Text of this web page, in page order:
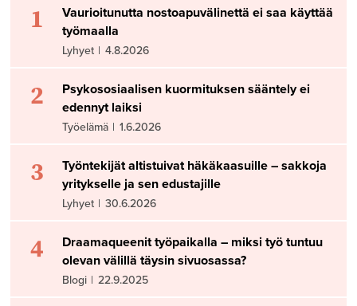
1
Vaurioitunutta nostoapuvälinettä ei saa käyttää
työmaalla
Lyhyet | 4.8.2026
2
Psykososiaalisen kuormituksen sääntely ei
edennyt laiksi
Työelämä | 1.6.2026
3
Työntekijät altistuivat häkäkaasuille – sakkoja
yritykselle ja sen edustajille
Lyhyet | 30.6.2026
4
Draamaqueenit työpaikalla – miksi työ tuntuu
olevan välillä täysin sivuosassa?
Blogi | 22.9.2025